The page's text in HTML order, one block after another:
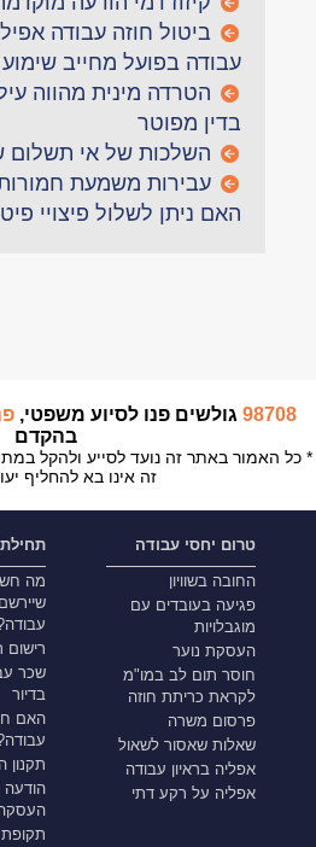
ביטול חוזה עבודה
עבודה בפועל מחייב שימוע
הטרדה מינית מהווה
בדין מפוטר
השלכות של אי תשלום
עבירות משמעת
האם ניתן לשלול פיצויי
98708 גולשים פנו לסיוע משפטי,
בהקדם
* כל האמור באתר זה נועד לסייע ולהקל
זה אינו בא להחליף
טרום יחסי עבודה
החובה בשוויון
פגיעה בעובדים עם
מוגבלויות
העסקת נוער
חוסר תום לב במו"מ
לקראת כריתת חוזה
פרסום משרה
שאלות שאסור לשאול
אפליה בראיון עבודה
אפליה על רקע דתי
מה
רישום
שכר
בדיור
האם
תקנון
הודעה
תקופת